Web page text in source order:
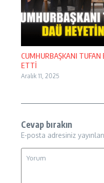
CUMHURBAŞKANI
ETTİ
Aralık 11, 2025
Cevap bırakın
E-posta adresiniz